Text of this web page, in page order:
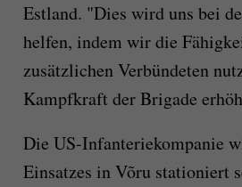
Estland. "Dies wird uns bei
helfen, indem wir die
zusätzlichen Verbündeten
Kampfkraft der Brigade
Die US-Infanteriekompanie
Einsatzes in Võru stationiert